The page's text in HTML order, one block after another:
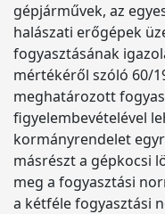
gépjárművek, az
halászati erőgépek
fogyasztásának
mértékéről szóló 60/
meghatározott
figyelembevételével
kormányrendelet
másrészt a gépkocsi
meg a fogyasztási
a kétféle fogyasztási